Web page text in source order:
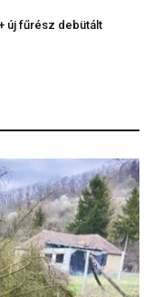
új fűrész debütált